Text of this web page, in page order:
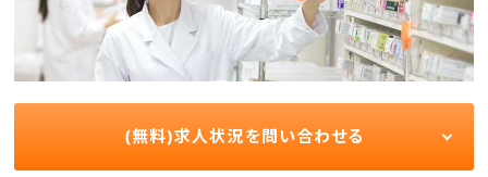
(無料)求人状況を問い合わせる